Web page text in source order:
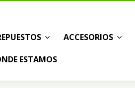
ACCESORIOS
ESTAMOS